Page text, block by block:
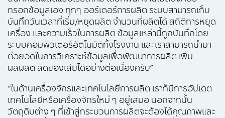
กรอกข้อมูลเอง ทุกๆ ออร์เดอร์การผลิต ระบบสามารถเก็บ
บันทึกวันเวลาที่เริ่ม/หยุดผลิต จำนวนที่ผลิตได้ สถิติการหยุด
เครื่อง และความเร็วในการผลิต ข้อมูลเหล่านี้ถูกบันทึกโดย
ระบบคอมพิวเตอร์อัตโนมัติทั้งโรงงาน และเราสามารถนำมา
ต่อยอดในการวิเคราะห์ข้อมูลเพื่อพัฒนาการผลิต เพิ่ม
ผลผลิต ลดของเสียได้อย่างต่อเนื่องครับ”
“ในด้านเครื่องจักรและเทคโนโลยีการผลิต เราก็มีการอัปเดต
เทคโนโลยีหรือเครื่องจักรใหม่ ๆ อยู่เสมอ นอกจากนั้น
วัตถุดิบต่าง ๆ ที่เข้าสู่กระบวนการผลิตจะต้องได้คุณภาพและ